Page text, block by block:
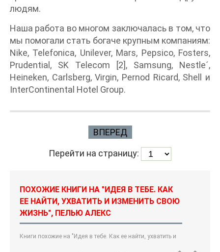
людям.
Наша работа во многом заключалась в том, что
мы помогали стать богаче крупным компаниям:
Nike, Telefonica, Unilever, Mars, Pepsico, Fosters,
Prudential, SK Telecom [2], Samsung, Nestle´,
Heineken, Carlsberg, Virgin, Pernod Ricard, Shell и
InterContinental Hotel Group.
ВПЕРЕД
Перейти на страницу:
ПОХОЖИЕ КНИГИ НА "ИДЕЯ В ТЕБЕ. КАК
ЕЕ НАЙТИ, УХВАТИТЬ И ИЗМЕНИТЬ СВОЮ
ЖИЗНЬ", ПЕЛЬЮ АЛЕКС
Книги похожие на "Идея в тебе. Как ее найти, ухватить и